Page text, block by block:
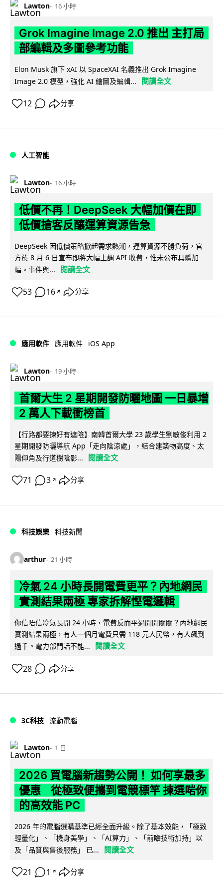
Lawton 16 小時
Grok Imagine Image 2.0 推出 主打局
部編輯及多圖參考功能
Elon Musk 旗下 xAI 以 SpaceXAI 名義推出 Grok Imagine
Image 2.0 模型，強化 AI 繪圖及編輯...
閱讀全文
12 分享
人工智能
Lawton 16 小時
低價不再！DeepSeek 大幅加價在即
低價搶客反釀運算資源告急
DeepSeek 因低價策略掀起需求熱潮，運算資源不勝負荷，官
方於 8 月 6 日宣布即將大幅上調 API 收費，惟未公布具體加
幅。事件與...
閱讀全文
53 16 ↗ 分享
應用軟件 應用軟件 iOS App
Lawton 19 小時
首爾大生 2 星期開發防曬地圖 一日暴增
2 萬人下載衝榜首
【行路都要揀好有遮陰】南韓首爾大學 23 歲學生劉敏俊利用 2
星期開發防曬導航 App「走向陰涼處」，結合建築物高度、太
陽仰角及行道樹陰影...
閱讀全文
71 3 ↗ 分享
科技娛樂 科技新聞
arthur 21 小時
冷氣 24 小時長開電費更平？內地網民
實測結果兩極 專家拆解慳電邏輯
你信唔信冷氣長開 24 小時，電費反而平過開開關關？內地網民
實測結果兩極，有人一個月電費只需 118 元人民幣，有人飆到
過千。電力部門話不能...
閱讀全文
28 分享
3C科技 流動電腦
Lawton 1 日
2026 買電腦新趨勢公開！ 如何享最多
優惠 從極致便攜到電競標竿 揀選啱你
的高效能 PC
2026 年的電腦選購基準已經全面升級。除了基本效能，「極致
輕量化」、「機身美學」、「AI算力」、「前瞻技術加持」以
及「品質與售後服務」 已...
閱讀全文
21 1 ↗ 分享